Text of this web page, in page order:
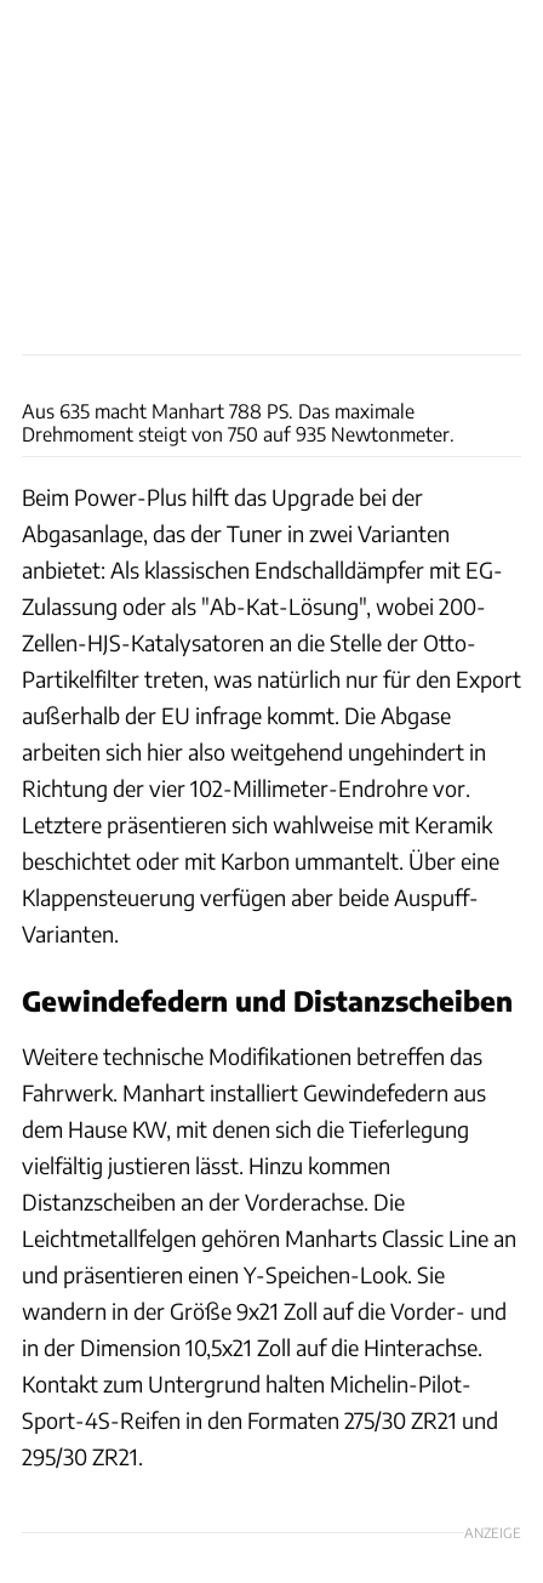
Aus 635 macht Manhart 788 PS. Das maximale
Drehmoment steigt von 750 auf 935 Newtonmeter.
Beim Power-Plus hilft das Upgrade bei der
Abgasanlage, das der Tuner in zwei Varianten
anbietet: Als klassischen Endschalldämpfer mit EG-
Zulassung oder als "Ab-Kat-Lösung", wobei 200-
Zellen-HJS-Katalysatoren an die Stelle der Otto-
Partikelfilter treten, was natürlich nur für den Export
außerhalb der EU infrage kommt. Die Abgase
arbeiten sich hier also weitgehend ungehindert in
Richtung der vier 102-Millimeter-Endrohre vor.
Letztere präsentieren sich wahlweise mit Keramik
beschichtet oder mit Karbon ummantelt. Über eine
Klappensteuerung verfügen aber beide Auspuff-
Varianten.
Gewindefedern und Distanzscheiben
Weitere technische Modifikationen betreffen das
Fahrwerk. Manhart installiert Gewindefedern aus
dem Hause KW, mit denen sich die Tieferlegung
vielfältig justieren lässt. Hinzu kommen
Distanzscheiben an der Vorderachse. Die
Leichtmetallfelgen gehören Manharts Classic Line an
und präsentieren einen Y-Speichen-Look. Sie
wandern in der Größe 9x21 Zoll auf die Vorder- und
in der Dimension 10,5x21 Zoll auf die Hinterachse.
Kontakt zum Untergrund halten Michelin-Pilot-
Sport-4S-Reifen in den Formaten 275/30 ZR21 und
295/30 ZR21.
ANZEIGE